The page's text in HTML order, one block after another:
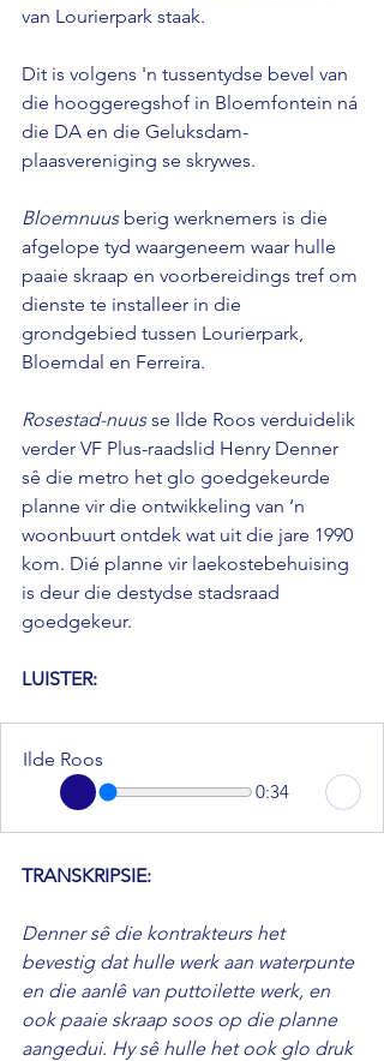
van Lourierpark staak.
Dit is volgens 'n tussentydse bevel van
die hooggeregshof in Bloemfontein ná
die DA en die Geluksdam-
plaasvereniging se skrywes.
Bloemnuus berig werknemers is die
afgelope tyd waargeneem waar hulle
paaie skraap en voorbereidings tref om
dienste te installeer in die
grondgebied tussen Lourierpark,
Bloemdal en Ferreira.
Rosestad-nuus se Ilde Roos verduidelik
verder VF Plus-raadslid Henry Denner
sê die metro het glo goedgekeurde
planne vir die ontwikkeling van ‘n
woonbuurt ontdek wat uit die jare 1990
kom. Dié planne vir laekostebehuising
is deur die destydse stadsraad
goedgekeur.
LUISTER:
Ilde Roos
0:34
TRANSKRIPSIE:
Denner sê die kontrakteurs het
bevestig dat hulle werk aan waterpunte
en die aanlê van puttoilette werk, en
ook paaie skraap soos op die planne
aangedui. Hy sê hulle het ook glo druk